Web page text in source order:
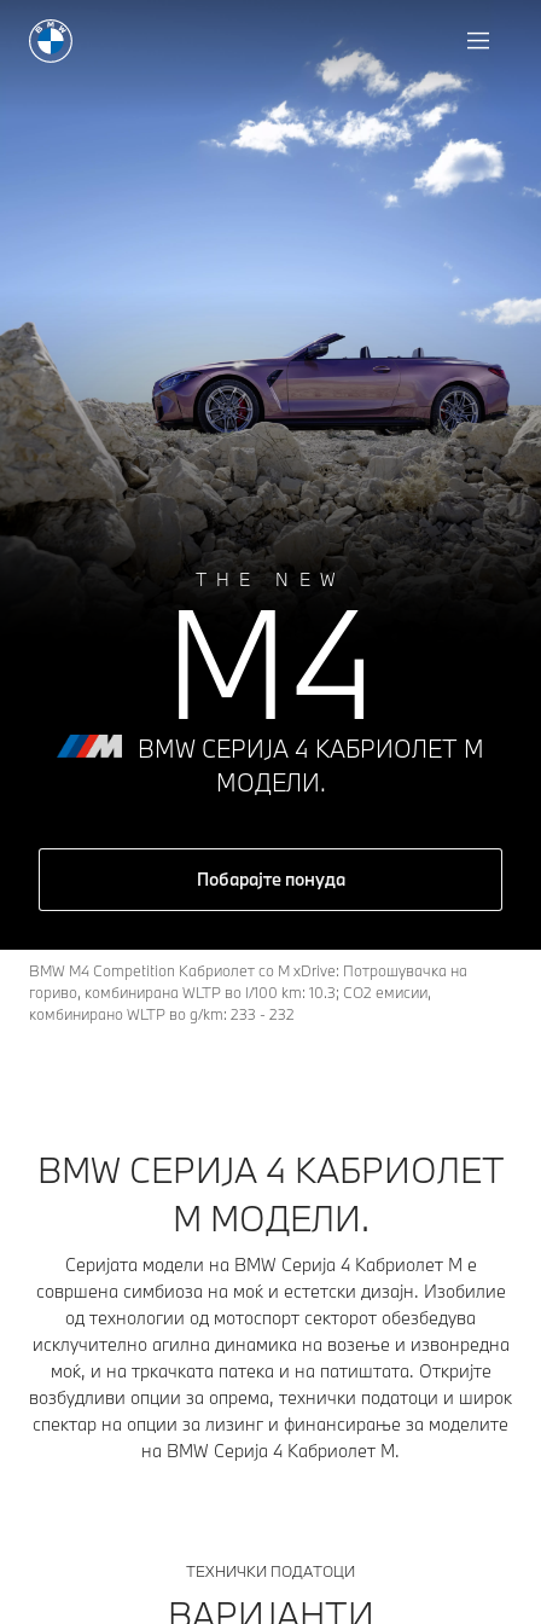
THE NEW
M4
BMW СЕРИЈА 4 КАБРИОЛЕТ M
МОДЕЛИ.
Побарајте понуда
BMW M4 Competition Кабриолет со M xDrive: Потрошувачка на
гориво, комбинирана WLTP во l/100 km: 10.3; CO2 емисии,
комбинирано WLTP во g/km: 233 - 232
BMW СЕРИЈА 4 КАБРИОЛЕТ
M МОДЕЛИ.
Серијата модели на BMW Серија 4 Кабриолет М е
совршена симбиоза на моќ и естетски дизајн. Изобилие
од технологии од мотоспорт секторот обезбедува
исклучително агилна динамика на возење и извонредна
моќ, и на тркачката патека и на патиштата. Откријте
возбудливи опции за опрема, технички податоци и широк
спектар на опции за лизинг и финансирање за моделите
на BMW Серија 4 Кабриолет М.
ТЕХНИЧКИ ПОДАТОЦИ
ВАРИЈАНТИ